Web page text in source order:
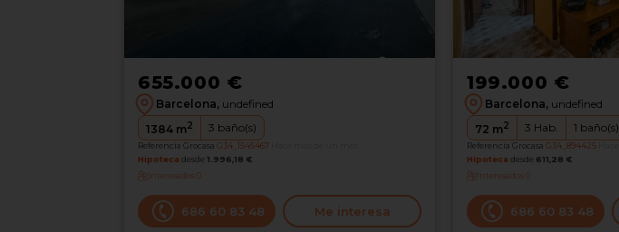
655.000 €
Barcelona, undefined
1384 m2 3 baño(s)
Referencia Grocasa G34_1545467
Hipoteca desde 1.996,18 €
Interesados0
686 60 83 48 Me interesa
199.000 €
Barcelona, undefined
72 m2 3 Hab. 1 baño(s)
Referencia Grocasa G34_894425
Hipoteca desde 611,28 €
Interesados0
686 60 83 48